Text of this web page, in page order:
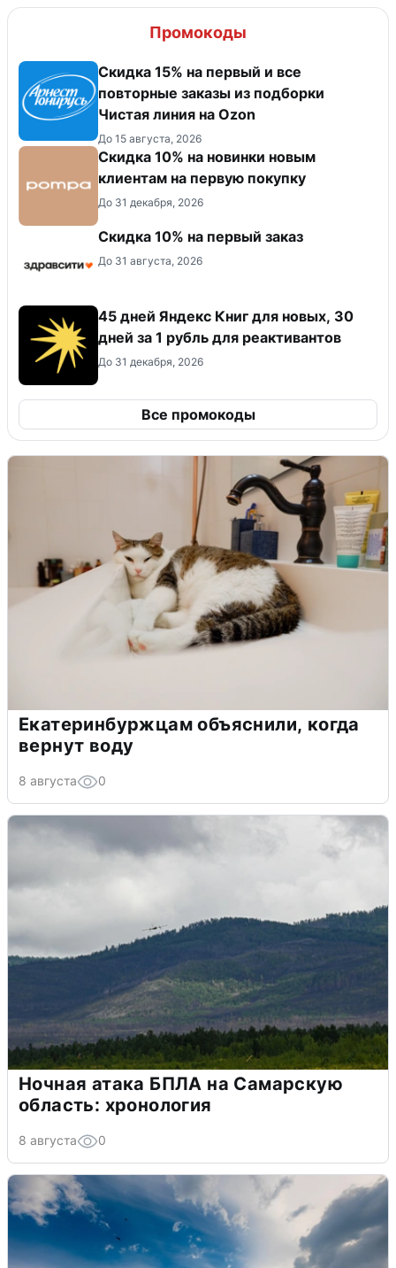
Промокоды
Скидка 15% на первый и все
повторные заказы из подборки
Чистая линия на Ozon
До 15 августа, 2026
Скидка 10% на новинки новым
клиентам на первую покупку
До 31 декабря, 2026
Скидка 10% на первый заказ
До 31 августа, 2026
45 дней Яндекс Книг для новых, 30
дней за 1 рубль для реактивантов
До 31 декабря, 2026
Все промокоды
Екатеринбуржцам объяснили, когда
вернут воду
8 августа 0
Ночная атака БПЛА на Самарскую
область: хронология
8 августа 0